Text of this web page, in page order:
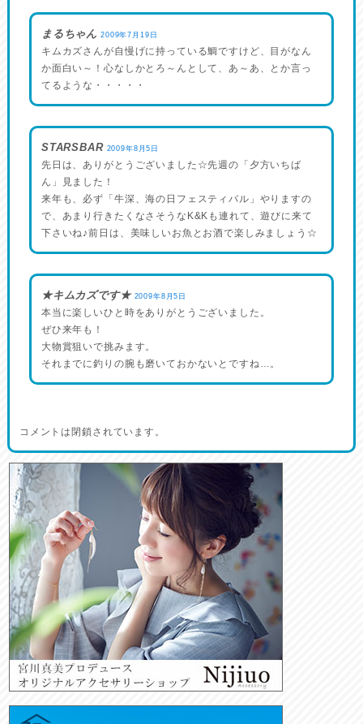
まるちゃん 2009年7月19日
キムカズさんが自慢げに持っている鯛ですけど、目がなん
か面白い～！心なしかとろ～んとして、あ～あ、とか言っ
てるような・・・・・
STARSBAR 2009年8月5日
先日は、ありがとうございました☆先週の「夕方いちば
ん」見ました！
来年も、必ず「牛深、海の日フェスティバル」やりますの
で、あまり行きたくなさそうなK&Kも連れて、遊びに来て
下さいね♪前日は、美味しいお魚とお酒で楽しみましょう☆
★キムカズです★ 2009年8月5日
本当に楽しいひと時をありがとうございました。
ぜひ来年も！
大物賞狙いで挑みます。
それまでに釣りの腕も磨いておかないとですね…。
コメントは閉鎖されています。